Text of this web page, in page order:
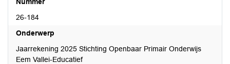
26-184
Onderwerp
Jaarrekening 2025 Stichting Openbaar Primair Onderwijs
Eem Vallei-Educatief